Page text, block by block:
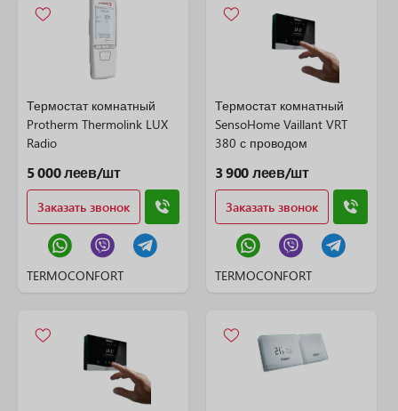
Термостат комнатный
Protherm Thermolink LUX
Radio
5 000 леев/шт
Заказать звонок
TERMOCONFORT
Термостат комнатный
SensoHome Vaillant VRT
380 с проводом
3 900 леев/шт
Заказать звонок
TERMOCONFORT